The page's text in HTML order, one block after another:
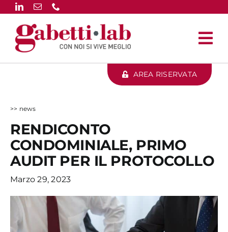
Salta
contenuto
AREA RISERVATA
>> news
RENDICONTO
CONDOMINIALE, PRIMO
AUDIT PER IL PROTOCOLLO
Marzo 29, 2023